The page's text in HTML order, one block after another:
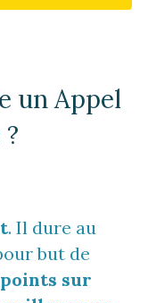
un Appel
. Il dure au
sur